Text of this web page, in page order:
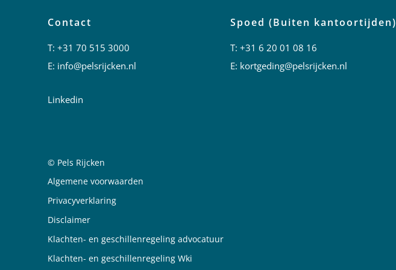
Contact
T:+31 70 515 3000
E: info@pelsrijcken.nl
Linkedin
Spoed (Buiten kantoortijden)
T: +31 6 20 01 08 16
E: kortgeding@pelsrijcken.nl
Juridische informatie
© Pels Rijcken
Algemene voorwaarden
Privacyverklaring
Disclaimer
Klachten- en geschillenregeling advocatuur
Klachten- en geschillenregeling Wki